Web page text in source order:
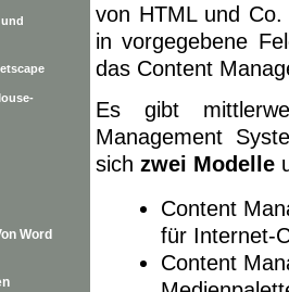
Word
von HTML und
in vorgegebene
das Content
Es gibt
Management
sich zwei Modelle
Content
für Internet-
Content